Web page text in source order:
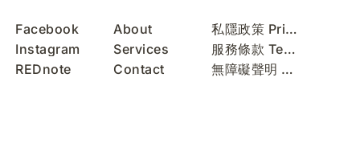
Facebook
Instagram
REDnote
About
Services
Contact
私隱政策 Privacy Policy
服務條款 Terms of Use
無障礙聲明 Accessibility Statement